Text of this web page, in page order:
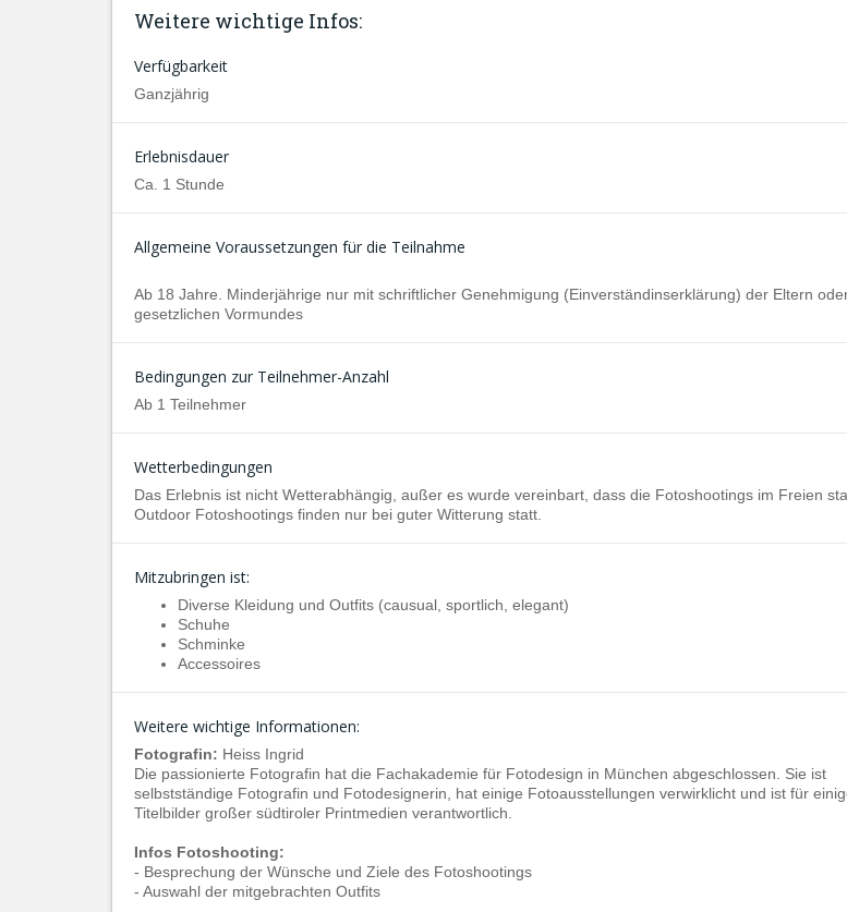
Weitere wichtige Infos:
Verfügbarkeit
Ganzjährig
Erlebnisdauer
Ca. 1 Stunde
Allgemeine Voraussetzungen für die Teilnahme
Ab 18 Jahre. Minderjährige nur mit schriftlicher Genehmigung (Einverständinserklärung) der Eltern
gesetzlichen Vormundes
Bedingungen zur Teilnehmer-Anzahl
Ab 1 Teilnehmer
Wetterbedingungen
Das Erlebnis ist nicht Wetterabhängig, außer es wurde vereinbart, dass die Fotoshootings im Freien
Outdoor Fotoshootings finden nur bei guter Witterung statt.
Mitzubringen ist:
Diverse Kleidung und Outfits (causual, sportlich, elegant)
Schuhe
Schminke
Accessoires
Weitere wichtige Informationen:
Fotografin: Heiss Ingrid
Die passionierte Fotografin hat die Fachakademie für Fotodesign in München abgeschlossen. Sie ist
selbstständige Fotografin und Fotodesignerin, hat einige Fotoausstellungen verwirklicht und ist für
Titelbilder großer südtiroler Printmedien verantwortlich.
Infos Fotoshooting:
- Besprechung der Wünsche und Ziele des Fotoshootings
- Auswahl der mitgebrachten Outfits